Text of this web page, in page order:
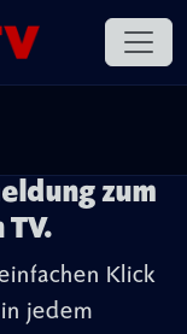
zum
Klick
jedem